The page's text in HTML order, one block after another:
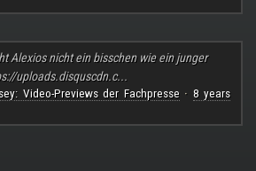
Alexios nicht ein bisschen wie ein junger
uploads.disquscdn.c...
Video-Previews der Fachpresse· 8 years